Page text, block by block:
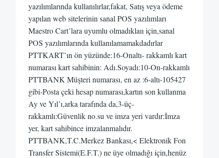
yazılımlarında kullanılırlar,fakat, Satış veya ödeme
yapılan web sitelerinin sanal POS yazılımları
Maestro Cart’lara uyumlu olmadıklaıı için,sanal
POS yazılımlarında kullanılamamakdadırlar
PTTKART’ın ön yüzünde:16-Onaltı- rakkamlı kart
numarası kart sahibinin: Adı.Soyadı:10-On-rakkamlı
PTTBANK Müşteri numarası, en az :6-altı-105427
gibi-Posta çeki hesap numarası,kartın son kullanma
Ay ve Yıl’ı,arka tarafında da,3-üç-
rakkamlı:Güvenlik no.su ve imza yeri vardır:İmza
yer, kart sahibince imzalanmalıdır.
PTTBANK,T.C.Merkez Bankası,< Elektronik Fon
Transfer Sistemi(E.F.T.) ne üye olmadığı için,henüz